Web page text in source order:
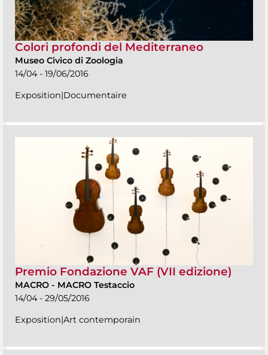
Colori profondi del Mediterraneo
Museo Civico di Zoologia
14/04 - 19/06/2016
Exposition|Documentaire
Premio Fondazione VAF (VII edizione)
MACRO - MACRO Testaccio
14/04 - 29/05/2016
Exposition|Art contemporain